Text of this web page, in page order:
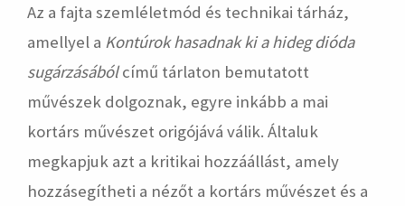
Az a fajta szemléletmód és technikai tárház,
amellyel a Kontúrok hasadnak ki a hideg dióda
sugárzásábólcímű tárlaton bemutatott
művészek dolgoznak, egyre inkább a mai
kortárs művészet origójává válik. Általuk
megkapjuk azt a kritikai hozzáállást, amely
hozzásegítheti a nézőt a kortárs művészet és a